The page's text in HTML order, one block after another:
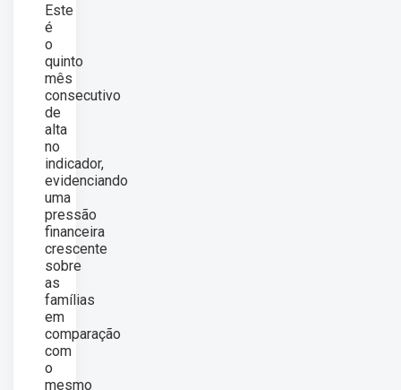
Este
é
o
quinto
mês
consecutivo
de
alta
no
indicador,
evidenciando
uma
pressão
financeira
crescente
sobre
as
famílias
em
comparação
com
o
mesmo